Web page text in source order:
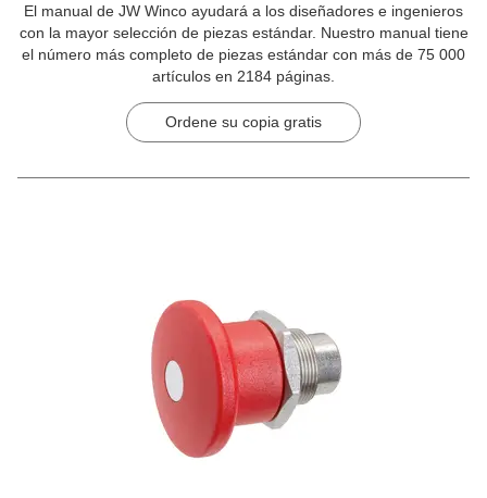
El manual de JW Winco ayudará a los diseñadores e ingenieros
con la mayor selección de piezas estándar. Nuestro manual tiene
el número más completo de piezas estándar con más de 75 000
artículos en 2184 páginas.
Ordene su copia gratis